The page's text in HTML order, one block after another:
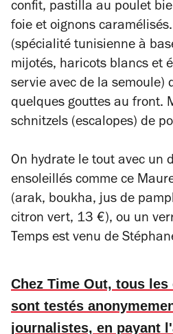
confit, pastilla au poulet
foie et oignons
(spécialité tunisienne à
mijotés, haricots blancs et
servie avec de la semoule)
quelques gouttes au front.
schnitzels (escalopes) de
On hydrate le tout avec un
ensoleillés comme ce
(arak, boukha, jus de
citron vert, 13 €), ou un
Temps est venu de
Chez Time Out, tous
sont testés
journalistes, en payant